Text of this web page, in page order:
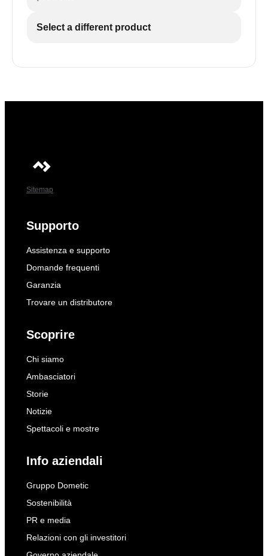
Select a different product
Sitemap
Supporto
Assistenza e supporto
Domande frequenti
Garanzia
Trovare un distributore
Scoprire
Chi siamo
Ambasciatori
Storie
Notizie
Spettacoli e mostre
Info aziendali
Gruppo Dometic
Sostenibilità
PR e media
Relazioni con gli investitori